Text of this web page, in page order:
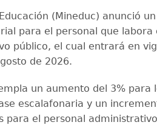
(Mineduc) anunció
para el personal que labora
público, el cual entrará en
de 2026.
un aumento del 3% para
escalafonaria y un
para el personal